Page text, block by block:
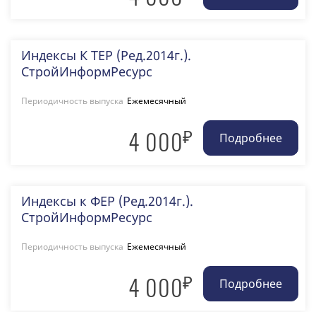
Индексы К ТЕР (Ред.2014г.).
СтройИнформРесурс
Периодичность выпуска Ежемесячный
4 000₽
Индексы к ФЕР (Ред.2014г.).
СтройИнформРесурс
Периодичность выпуска Ежемесячный
4 000₽